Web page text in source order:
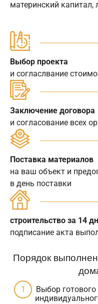
материнский капитал,
Выбор проекта
и согласлвание
Заключение договора
и согласование всех
Поставка материалов
на ваш объект и
в день поставки
строительство за 14
подписание акта
Порядок
Выбор